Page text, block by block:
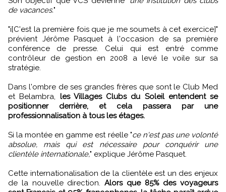
de vacances."
"i[C'est la première fois que je me soumets à cet exercice]"
prévient Jérôme Pasquet à l'occasion de sa première
conférence de presse. Celui qui est entré comme
contrôleur de gestion en 2008 a levé le voile sur sa
stratégie.
Dans l'ombre de ses grandes frères que sont le Club Med
et Belambra, les Villages Clubs du Soleil entendent se
positionner derrière, et cela passera par une
professionnalisation à tous les étages.
Si la montée en gamme est réelle "ce n'est pas une volonté
absolue, mais qui est nécessaire pour conquérir une
clientèle internationale," explique Jérôme Pasquet.
Cette internationalisation de la clientèle est un des enjeux
de la nouvelle direction. Alors que 85% des voyageurs